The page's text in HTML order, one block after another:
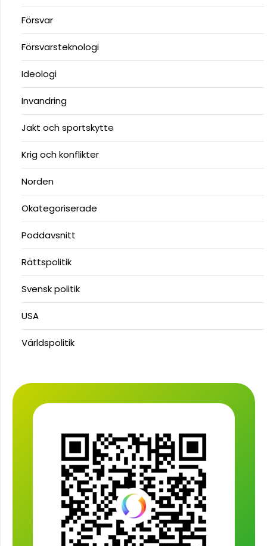
Försvar
Försvarsteknologi
Ideologi
Invandring
Jakt och sportskytte
Krig och konflikter
Norden
Okategoriserade
Poddavsnitt
Rättspolitik
Svensk politik
USA
Världspolitik